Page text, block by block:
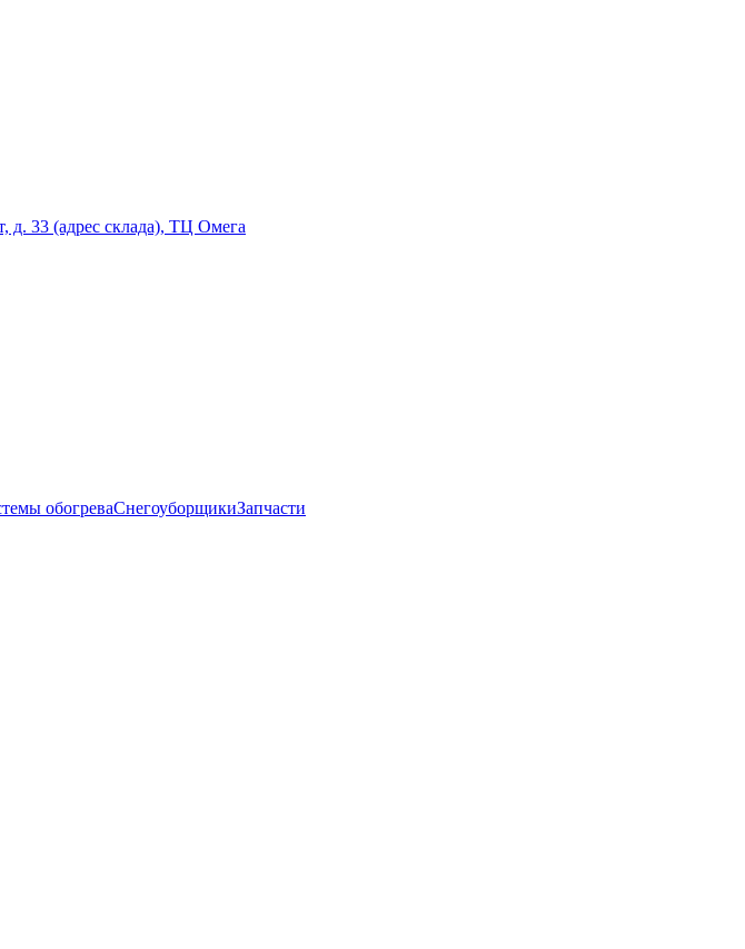
33 (адрес склада), ТЦ Омега
обогреваСнегоуборщикиЗапчасти